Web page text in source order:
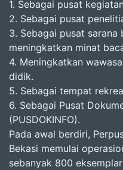
1. Sebagai pusat
2. Sebagai pusat
3. Sebagai pusat sarana
meningkatkan minat
4. Meningkatkan
didik.
5. Sebagai tempat
6. Sebagai Pusat
(PUSDOKINFO).
Pada awal berdiri,
Bekasi memulai
sebanyak 800